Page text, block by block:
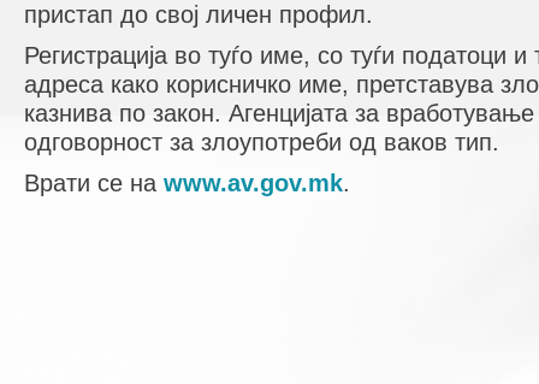
пристап до свој личен профил.
Регистрација во туѓо име, со туѓи податоци и
адреса како корисничко име, претставува
казнива по закон. Агенцијата за
одговорност за злоупотреби од ваков тип.
Врати се на www.av.gov.mk.